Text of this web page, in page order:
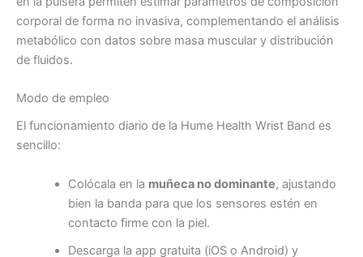
corporal de forma no invasiva, complementando el análisis
metabólico con datos sobre masa muscular y distribución
de fluidos.
Modo de empleo
El funcionamiento diario de la Hume Health Wrist Band es
sencillo:
Colócala en la muñeca no dominante, ajustando
bien la banda para que los sensores estén en
contacto firme con la piel.
Descarga la app gratuita (iOS o Android) y